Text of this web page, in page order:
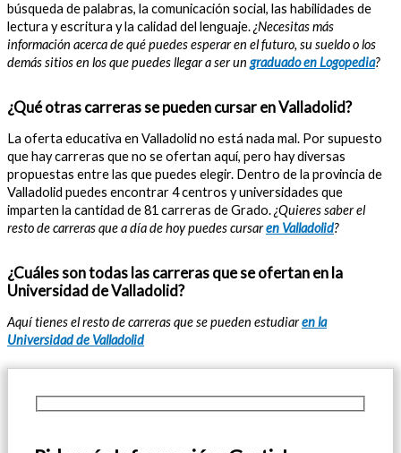
búsqueda de palabras, la comunicación social, las habilidades de
lectura y escritura y la calidad del lenguaje.¿Necesitas más
información acerca de qué puedes esperar en el futuro, su sueldo o los
demás sitios en los que puedes llegar a ser un graduado en Logopedia?
¿Qué otras carreras se pueden cursar en Valladolid?
La oferta educativa en Valladolid no está nada mal. Por supuesto
que hay carreras que no se ofertan aquí, pero hay diversas
propuestas entre las que puedes elegir. Dentro de la provincia de
Valladolid puedes encontrar 4 centros y universidades que
imparten la cantidad de 81 carreras de Grado.¿Quieres saber el
resto de carreras que a día de hoy puedes cursaren Valladolid?
¿Cuáles son todas las carreras que se ofertan en la
Universidad de Valladolid?
Aquí tienes el resto de carreras que se pueden estudiaren la
Universidad de Valladolid